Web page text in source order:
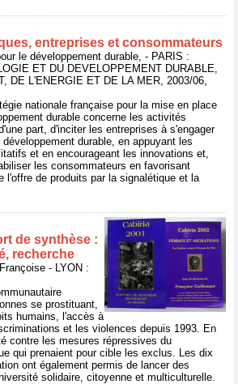
entreprises et consommateurs
le développement durable, - PARIS :
ET DU DEVELOPPEMENT DURABLE,
DE L'ENERGIE ET DE LA MER, 2003/06,
nationale française pour la mise en place
durable concerne les activités
part, d'inciter les entreprises à s'engager
durable, en appuyant les
et en encourageant les innovations et,
les consommateurs en favorisant
l'offre de produits par la signalétique et la
de synthèse :
recherche
- LYON :
se prostituant,
humains, l'accès à
et les violences depuis 1993. En
contre les mesures répressives du
qui prenaient pour cible les exclus. Les dix
ont également permis de lancer des
solidaire, citoyenne et multiculturelle.